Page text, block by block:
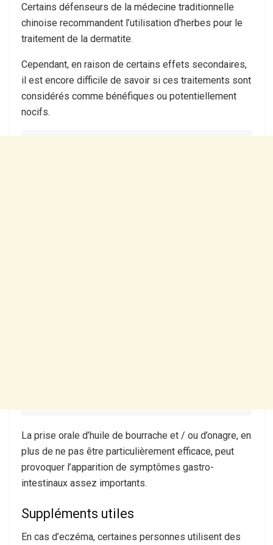
Certains défenseurs de la médecine traditionnelle
chinoise recommandent l’utilisation d’herbes pour le
traitement de la dermatite.
Cependant, en raison de certains effets secondaires,
il est encore difficile de savoir si ces traitements sont
considérés comme bénéfiques ou potentiellement
nocifs.
La prise orale d’huile de bourrache et / ou d’onagre, en
plus de ne pas être particulièrement efficace, peut
provoquer l’apparition de symptômes gastro-
intestinaux assez importants.
Suppléments utiles
En cas d’eczéma, certaines personnes utilisent des